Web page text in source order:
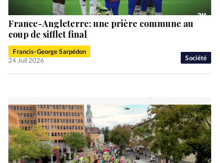
Société
France-Angleterre: une prière commune au
coup de sifflet final
Francis-George Sarpédon
24 Juil 2026